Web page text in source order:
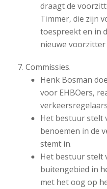
draagt de
Timmer, die zijn
toespreekt en in
nieuwe
Commissies.
Henk Bosman
voor EHBOers,
Het bestuur stelt
benoemen in de
stemt in.
Het bestuur stelt
buitengebied in
met het oog op